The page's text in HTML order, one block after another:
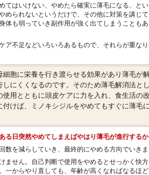
てはいけない、やめたら確実に薄毛になる、とい
められないというだけで、その他に対策を講じ
体も弱っていき副作用が強く出てしまうことも
ア不足などいろいろあるもので、それらが重な
胞に栄養を行き渡らせる効果があり薄毛が
にくくなるのです。そのため薄毛解消法と
用とともに頭皮ケアに力を入れ、食生活の
けば、ミノキシジルをやめてもすぐに薄毛
る日突然やめてしまえばやはり薄毛が進行するか
を減らしていき、最終的にやめる方向でいきま
ません。自己判断で使用をやめるとせっかく快
一からやり直しても、年齢が高くなればなるほど